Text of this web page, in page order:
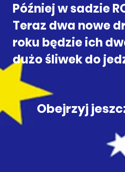
Później w sadzie
Teraz dwa nowe
roku będzie ich
dużo śliwek do
Obejrzyj